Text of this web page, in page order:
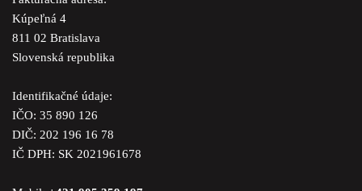
Kúpeľná 4
811 02 Bratislava
Slovenská republika
Identifikačné údaje:
IČO: 35 890 126
DIČ: 202 196 16 78
IČ DPH: SK 2021961678